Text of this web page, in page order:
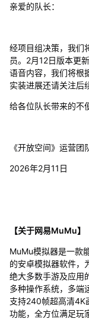
亲爱的队长：
经项目组决策，我们
员。2月12日版本更
语音内容，我们将根
实装进展还请关注后
给各位队长带来的不
《开放空间》运营团
2026年2月11日
【关于网易MuMu】
MuMu模拟器是一款
的安卓模拟器软件，
绝大多数手游及应用
多种操作系统，多端
支持240帧超高清4K
功能，全方位满足玩